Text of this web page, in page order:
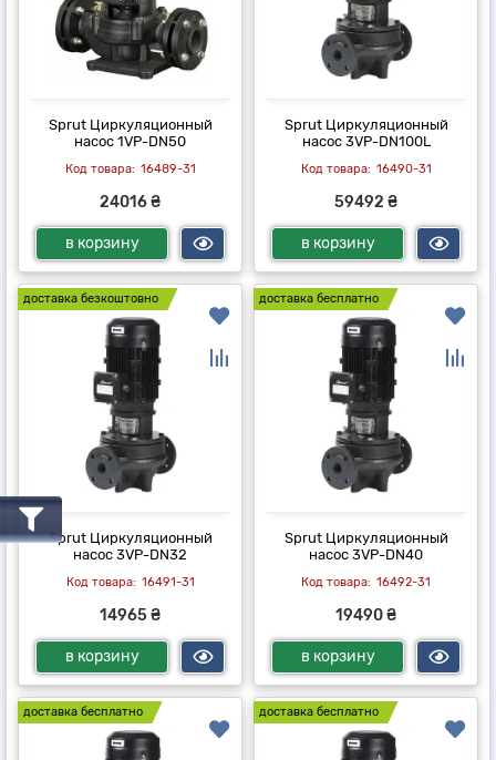
Sprut Циркуляционный
насос 1VP-DN50
16489-31
24016 ₴
в корзину
Sprut Циркуляционный
насос 3VP-DN100L
16490-31
59492 ₴
в корзину
доставка безкоштовно
Sprut Циркуляционный
насос 3VP-DN32
16491-31
14965 ₴
в корзину
доставка бесплатно
Sprut Циркуляционный
насос 3VP-DN40
16492-31
19490 ₴
в корзину
доставка бесплатно доставка бесплатно